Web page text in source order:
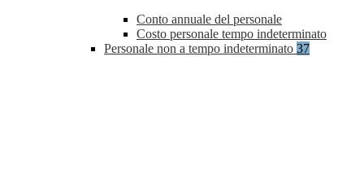
Conto annuale del personale
Costo personale tempo indeterminato
Personale non a tempo indeterminato 37